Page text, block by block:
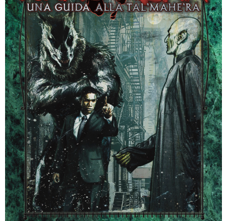
Giochi di Carte Collezionabili
Miniature
Dadi
Accessori
Giocattoli e Gadget
Offerte del Dragone